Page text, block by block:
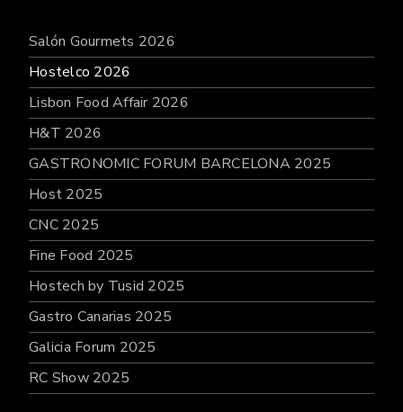
Salón Gourmets 2026
Hostelco 2026
Lisbon Food Affair 2026
H&T 2026
GASTRONOMIC FORUM BARCELONA 2025
Host 2025
CNC 2025
Fine Food 2025
Hostech by Tusid 2025
Gastro Canarias 2025
Galicia Forum 2025
RC Show 2025